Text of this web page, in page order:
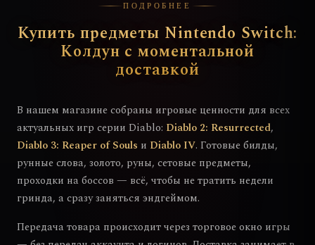
ПОДРОБНЕЕ
Купить предметы Nintendo Switch:
Колдун с моментальной
доставкой
В нашем магазине собраны игровые ценности для всех
актуальных игр серии Diablo: Diablo 2: Resurrected,
Diablo 3: Reaper of Souls и Diablo IV. Готовые билды,
рунные слова, золото, руны, сетовые предметы,
проходки на боссов — всё, чтобы не тратить недели
гринда, а сразу заняться эндгеймом.
Передача товара происходит через торговое окно игры